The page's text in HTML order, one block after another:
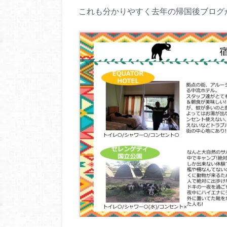
これも分かりやすく去年の帰国後ブロ